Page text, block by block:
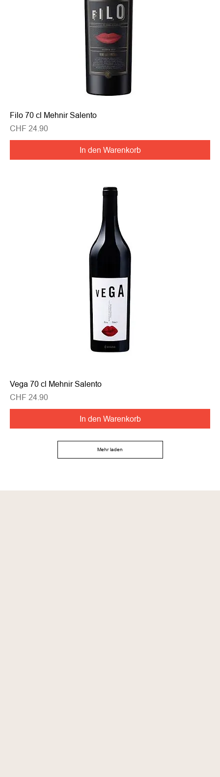
Filo 70 cl Mehnir Salento
Preis
CHF 24.90
In den Warenkorb
Vega 70 cl Mehnir Salento
Preis
CHF 24.90
In den Warenkorb
Mehr laden